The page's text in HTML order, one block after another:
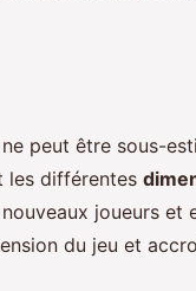
ne peut être sous-
les différentes
joueurs et
du jeu et